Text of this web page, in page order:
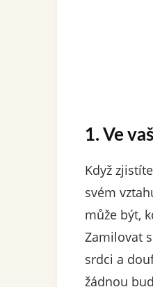
1. Ve
Když
svém
může být,
Zamilovat
srdci a
žádnou